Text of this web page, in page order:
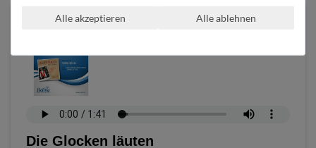
Die Glocken läuten
Alle akzeptieren Alle ablehnen